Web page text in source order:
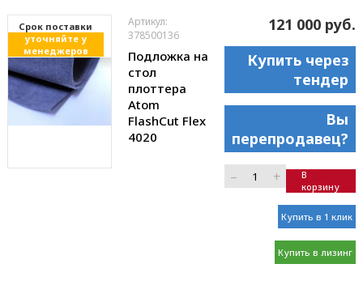
Cрок поставки
уточняйте у
менеджеров
Артикул:
378500136
Подложка на
стол
плоттера
Atom
FlashCut Flex
4020
121 000 руб.
Купить через
тендер
Вы
перепродавец?
– +
В
корзину
Купить в 1 клик
Купить в лизинг